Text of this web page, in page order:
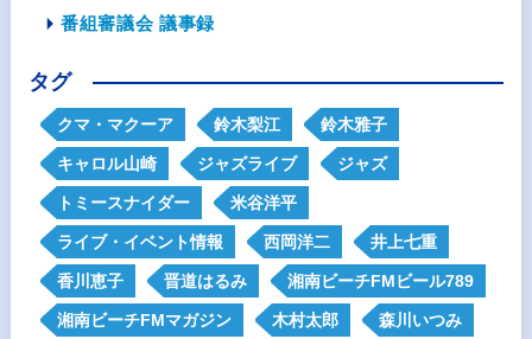
番組審議会 議事録
タグ
クマ・マクーア 鈴木梨江 鈴木雅子
キャロル山崎 ジャズライブ ジャズ
トミースナイダー 米谷洋平
ライブ・イベント情報 西岡洋二 井上七重
香川恵子 晋道はるみ 湘南ビーチFMビール789
湘南ビーチFMマガジン 木村太郎 森川いつみ